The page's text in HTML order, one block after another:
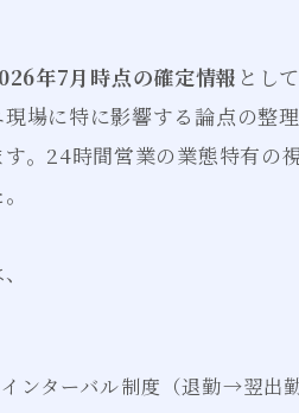
年7月時点の確定情報 とし
場に特に影響する論点の整
。24時間営業の業態特有の
ンターバル制度（退勤→翌出